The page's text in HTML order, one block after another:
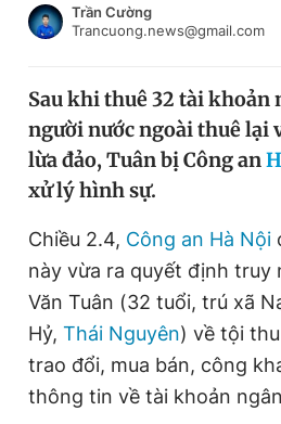
Chào ngày mới
Video
Sản phẩm khác
Tiện ích
Thông tin tòa soạn
Đăng xuất
Trần Cường
Trancuong.news@gmail.com
Sau khi thuê 32 tài khoản
người nước ngoài thuê lại
lừa đảo, Tuân bị Công an
xử lý hình sự.
Chiều 2.4, Công an Hà Nội
này vừa ra quyết định truy
Văn Tuân (32 tuổi, trú xã
Hỷ, Thái Nguyên) về tội
trao đổi, mua bán, công
thông tin về tài khoản